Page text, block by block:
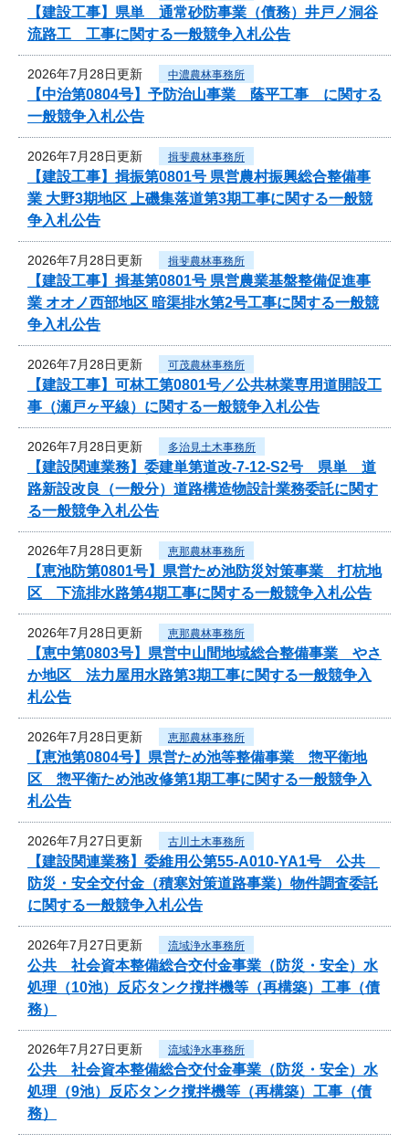
【建設工事】県単 通常砂防事業（債務）井戸ノ洞谷
流路工 工事に関する一般競争入札公告
2026年7月28日更新 中濃農林事務所
【中治第0804号】予防治山事業 蔭平工事 に関する
一般競争入札公告
2026年7月28日更新 揖斐農林事務所
【建設工事】揖振第0801号 県営農村振興総合整備事
業 大野3期地区 上磯集落道第3期工事に関する一般競
争入札公告
2026年7月28日更新 揖斐農林事務所
【建設工事】揖基第0801号 県営農業基盤整備促進事
業 オオノ西部地区 暗渠排水第2号工事に関する一般競
争入札公告
2026年7月28日更新 可茂農林事務所
【建設工事】可林工第0801号／公共林業専用道開設工
事（瀬戸ヶ平線）に関する一般競争入札公告
2026年7月28日更新 多治見土木事務所
【建設関連業務】委建単第道改-7-12-S2号 県単 道
路新設改良（一般分）道路構造物設計業務委託に関す
る一般競争入札公告
2026年7月28日更新 恵那農林事務所
【恵池防第0801号】県営ため池防災対策事業 打杭地
区 下流排水路第4期工事に関する一般競争入札公告
2026年7月28日更新 恵那農林事務所
【恵中第0803号】県営中山間地域総合整備事業 やさ
か地区 法力屋用水路第3期工事に関する一般競争入
札公告
2026年7月28日更新 恵那農林事務所
【恵池第0804号】県営ため池等整備事業 惣平衛地
区 惣平衛ため池改修第1期工事に関する一般競争入
札公告
2026年7月27日更新 古川土木事務所
【建設関連業務】委維用公第55-A010-YA1号 公共
防災・安全交付金（積寒対策道路事業）物件調査委託
に関する一般競争入札公告
2026年7月27日更新 流域浄水事務所
公共 社会資本整備総合交付金事業（防災・安全）水
処理（10池）反応タンク撹拌機等（再構築）工事（債
務）
2026年7月27日更新 流域浄水事務所
公共 社会資本整備総合交付金事業（防災・安全）水
処理（9池）反応タンク撹拌機等（再構築）工事（債
務）